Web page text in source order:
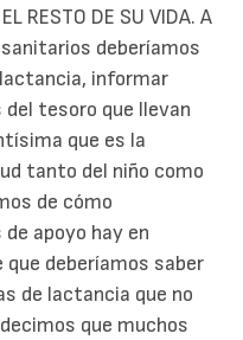
RESTO DE SU VIDA. A
deberíamos
informar
tesoro que llevan
que es la
tanto del niño como
de cómo
apoyo hay en
que deberíamos saber
de lactancia que no
que muchos